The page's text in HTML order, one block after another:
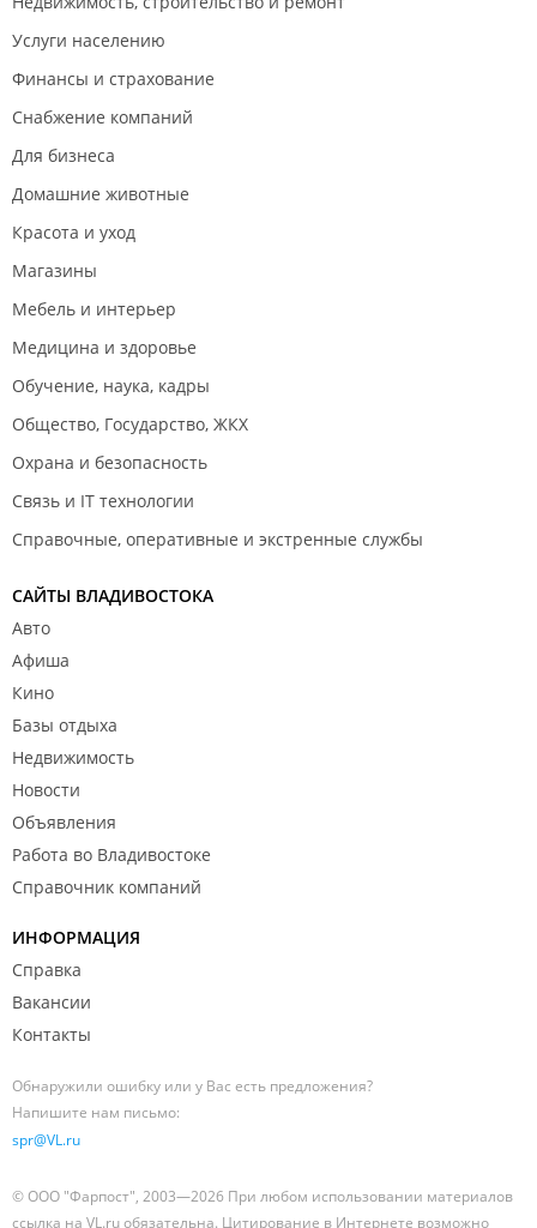
Услуги населению
Финансы и страхование
Снабжение компаний
Для бизнеса
Домашние животные
Красота и уход
Магазины
Мебель и интерьер
Медицина и здоровье
Обучение, наука, кадры
Общество, Государство, ЖКХ
Охрана и безопасность
Связь и IT технологии
Справочные, оперативные и экстренные службы
САЙТЫ ВЛАДИВОСТОКА
Авто
Афиша
Кино
Базы отдыха
Недвижимость
Новости
Объявления
Работа во Владивостоке
Справочник компаний
ИНФОРМАЦИЯ
Справка
Вакансии
Контакты
Обнаружили ошибку или у Вас есть предложения?
Напишите нам письмо:
spr@VL.ru
© ООО "Фарпост", 2003—2026 При любом использовании материалов
ссылка на VL.ru обязательна. Цитирование в Интернете возможно